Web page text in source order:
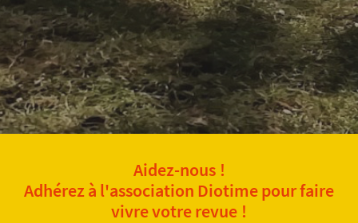
Aidez-nous !
Adhérez à l'association Diotime pour faire
vivre votre revue !